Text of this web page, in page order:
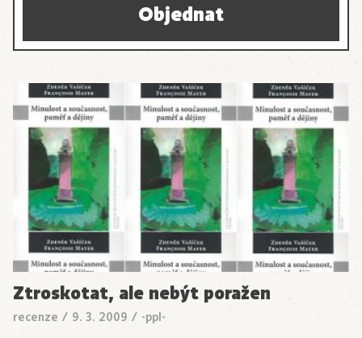
Objednat
Ztroskotat, ale nebýt poražen
recenze / 9. 3. 2009 / -ppl-